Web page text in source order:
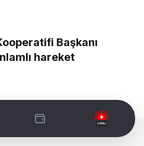
Başkanı
hareket